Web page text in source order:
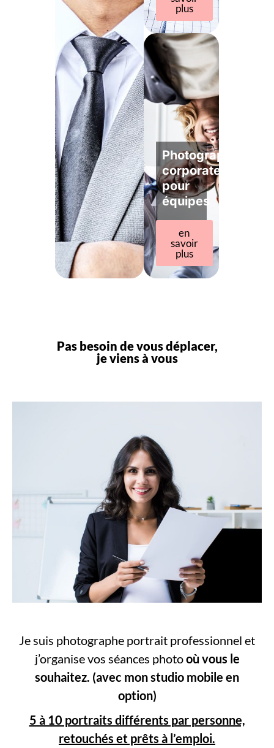
plus
Photographe
corporate
pour
équipes
en
savoir
plus
Pas besoin de vous déplacer,
je viens à vous
Je suis photographe portrait professionnel et
j’organise vos séances photooù vous le
souhaitez. (avec mon studio mobile en
option)
5 à 10 portraits différents par personne,
retouchés et prêts à l’emploi.